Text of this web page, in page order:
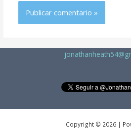
Copyright © 2026 |